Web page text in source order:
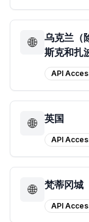
🌐
乌克兰（
斯克和扎
API
🌐 英国
API
🌐 梵蒂冈城
API